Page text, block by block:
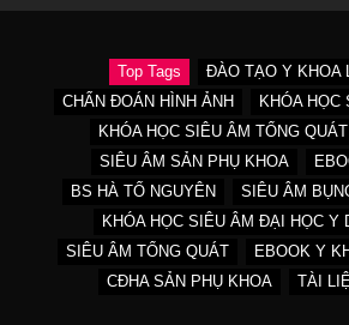
Top Tags
ĐÀO TẠO Y KHOA
CHẨN ĐOÁN HÌNH ẢNH
KHÓA HỌC
KHÓA HỌC SIÊU ÂM TỔNG
SIÊU ÂM SẢN PHỤ KHOA
BS HÀ TỐ NGUYÊN
SIÊU ÂM
KHÓA HỌC SIÊU ÂM ĐẠI HỌC Y
SIÊU ÂM TỔNG QUÁT
EBOOK Y
CĐHA SẢN PHỤ KHOA
TÀI